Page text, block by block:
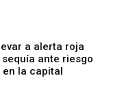
a alerta roja
ante riesgo
la capital